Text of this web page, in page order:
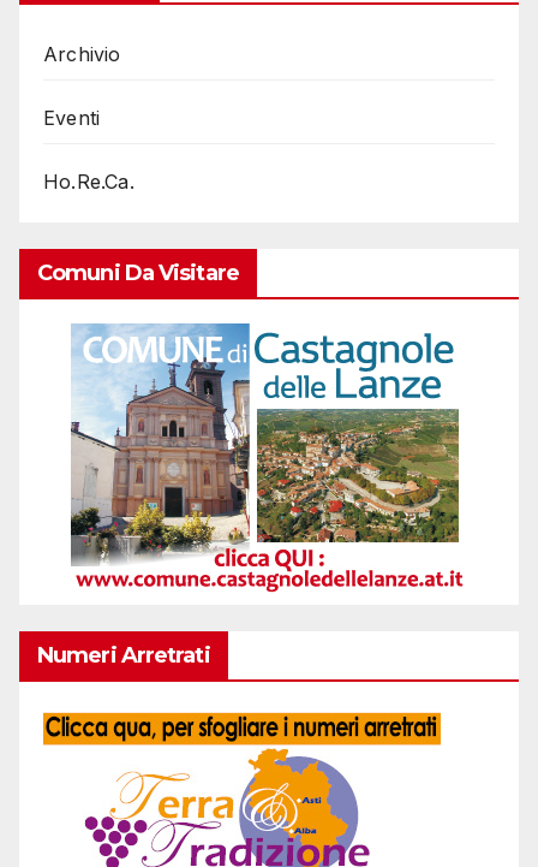
Archivio
Eventi
Ho.Re.Ca.
Comuni Da Visitare
Numeri Arretrati